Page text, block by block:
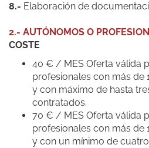
8.- Elaboración de
2.- AUTÓNOMOS O
COSTE
40 € / MES Oferta válida
profesionales con más de
y con máximo de hasta
contratados.
70 € / MES Oferta válida
profesionales con más de
y con un mínimo de